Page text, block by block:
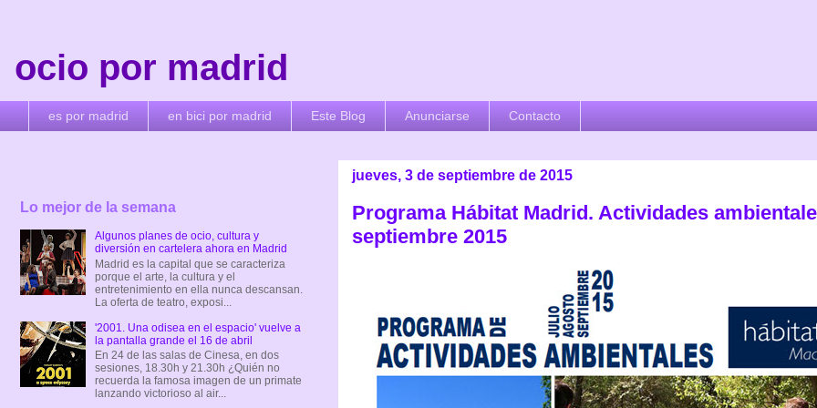
ocio por madrid
es por madrid en bici por madrid Este Blog Anunciarse Contacto
jueves, 3 de septiembre de 2015
Programa Hábitat Madrid. Actividades
septiembre 2015
Lo mejor de la semana
Algunos planes de ocio, cultura y
diversión en cartelera ahora en Madrid
Madrid es la capital que se caracteriza
porque el arte, la cultura y el
entretenimiento en ella nunca descansan.
La oferta de teatro, exposi...
'2001. Una odisea en el espacio' vuelve a
la pantalla grande el 16 de abril
En 24 de las salas de Cinesa, en dos
sesiones, 18.30h y 21.30h ¿Quién no
recuerda la famosa imagen de un primate
lanzando victorioso al air...